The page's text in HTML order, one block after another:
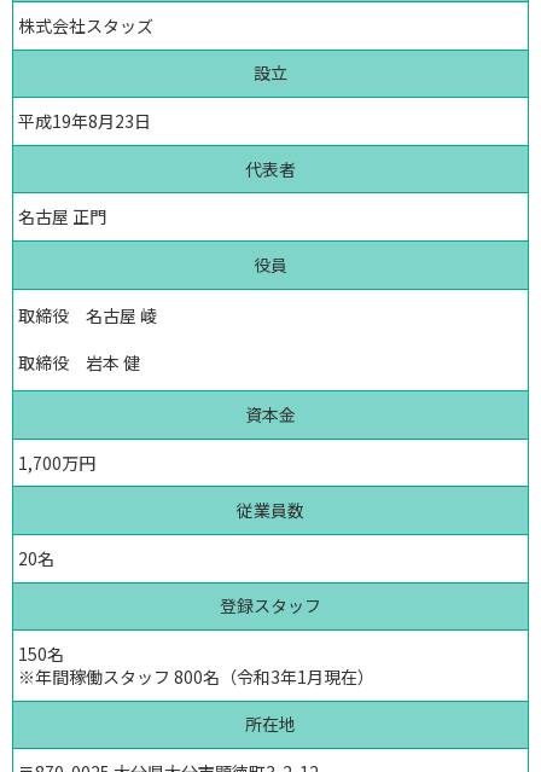
株式会社スタッズ
設立
平成19年8月23日
代表者
名古屋 正門
役員
取締役 名古屋 崚
取締役 岩本 健
資本金
1,700万円
従業員数
20名
登録スタッフ
150名
※年間稼働スタッフ 800名（令和3年1月現在）
所在地